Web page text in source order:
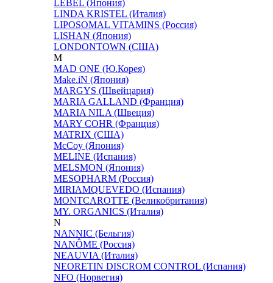
LEBEL (Япония)
LINDA KRISTEL (Италия)
LIPOSOMAL VITAMINS (Россия)
LISHAN (Япония)
LONDONTOWN (США)
M
MAD ONE (Ю.Корея)
Make.iN (Япония)
MARGYS (Швейцария)
MARIA GALLAND (Франция)
MARIA NILA (Швеция)
MARY COHR (Франция)
MATRIX (США)
McCoy (Япония)
MELINE (Испания)
MELSMON (Япония)
MESOPHARM (Россия)
MIRIAMQUEVEDO (Испания)
MONTCAROTTE (Великобритания)
MY. ORGANICS (Италия)
N
NANNIC (Бельгия)
NANÔME (Россия)
NEAUVIA (Италия)
NEORETIN DISCROM CONTROL (Испания)
NFO (Норвегия)